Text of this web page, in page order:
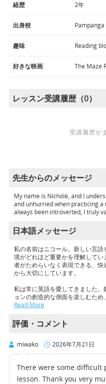
経歴 2年
出身校
趣味 Reading
好きな映画 The Maze
レッスン受講履歴（0）
受講履歴が
先生からのメッセージ
My name is Nichole, and I
and unhurried when practicing a
always been introverted, I truly
日本語メッセージ
私の名前はニコール。新しい言
境がどれほど重要かを理解して
者がためらいなく表現できる、
から大切にしています。
私は常に英語を愛してきました
ョンの創造的な側面を楽しむた
Read More
評価・コメント
miwako 2026年7月21日
There were some difficult
lesson. Thank you very